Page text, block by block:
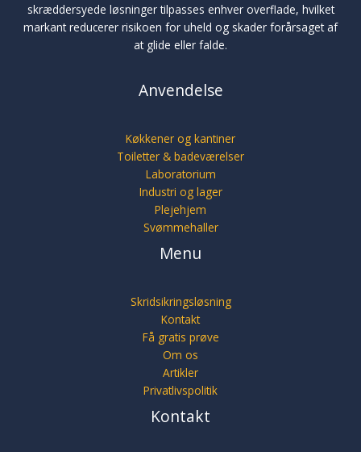
skræddersyede løsninger tilpasses enhver overflade, hvilket
markant reducerer risikoen for uheld og skader forårsaget af
at glide eller falde.
Anvendelse
Køkkener og kantiner
Toiletter & badeværelser
Laboratorium
Industri og lager
Plejehjem
Svømmehaller
Menu
Skridsikringsløsning
Kontakt
Få gratis prøve
Om os
Artikler
Privatlivspolitik
Kontakt